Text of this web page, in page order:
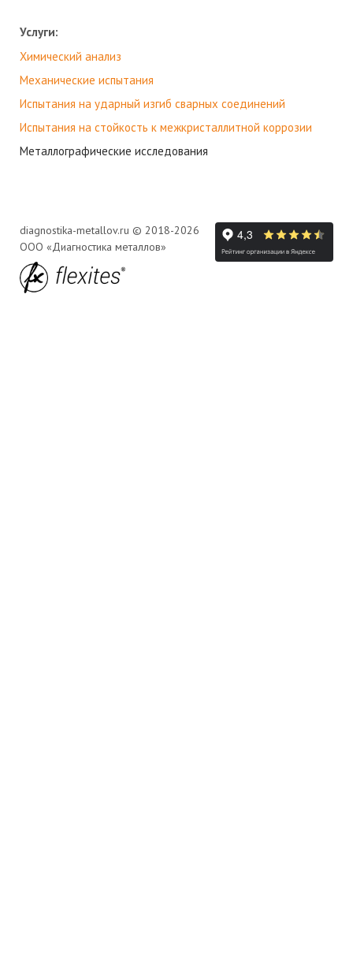
Услуги:
Химический анализ
Механические испытания
Испытания на ударный изгиб сварных соединений
Испытания на стойкость к межкристаллитной коррозии
Металлографические исследования
diagnostika-metallov.ru © 2018-2026
ООО «Диагностика металлов»